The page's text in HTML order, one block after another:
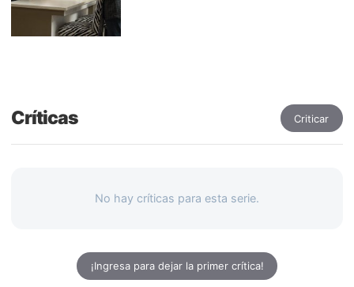
Críticas Criticar
No hay críticas para esta serie.
¡Ingresa para dejar la primer crítica!